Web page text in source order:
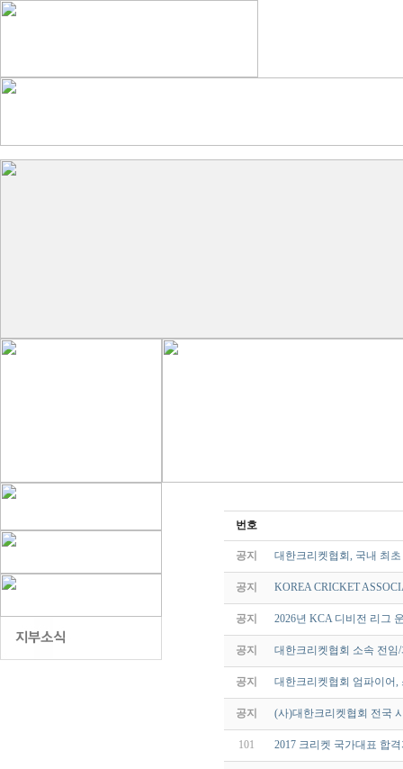
번호
공지 대한크리켓협회, 국내 최
공지 KOREA CRICKET
공지 2026년 KCA 디비전 리그
공지 대한크리켓협회 소속 전임
공지 대한크리켓협회 엄파이어,
공지 (사)대한크리켓협회 전국
101 2017 크리켓 국가대표 합